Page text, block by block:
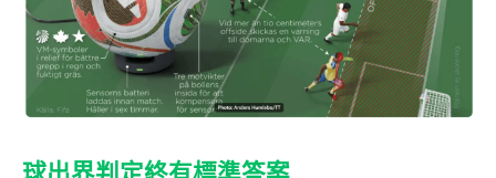
球出界判定終有標準答案